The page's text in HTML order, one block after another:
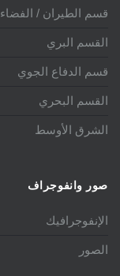
قسم الطيران / الفضاء
القسم البري
قسم الدفاع الجوي
القسم البحري
الشرق الأوسط
صور وانفوجراف
الإنفوجرافيك
الصور